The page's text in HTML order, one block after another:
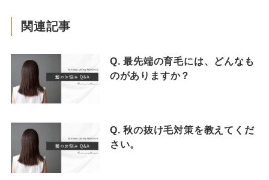
関連記事
Q. 最先端の育毛には、どんなも
のがありますか？
Q. 秋の抜け毛対策を教えてくだ
さい。